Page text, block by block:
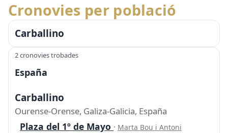
Cronovies per població
Carballino
2 cronovies trobades
España
Carballino
Ourense-Orense, Galiza-Galicia, España
Plaza del 1º de Mayo · Marta Bou i Antoni